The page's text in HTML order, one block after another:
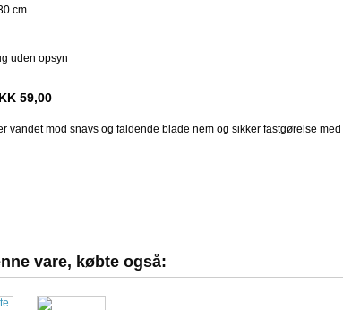
cm
uden opsyn
59,00
vandet mod snavs og faldende blade nem og sikker fastgørelse
vare, købte også: